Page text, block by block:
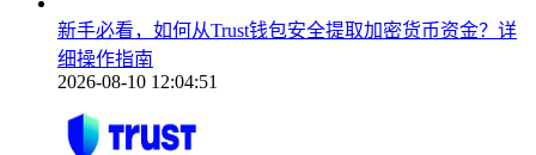
新手必看，如何从Trust钱包安全提取加密货币资金？详
细操作指南
2026-08-10 12:04:51